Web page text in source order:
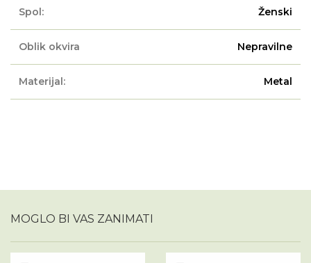
Spol: Ženski
Oblik okvira Nepravilne
Materijal: Metal
MOGLO BI VAS ZANIMATI